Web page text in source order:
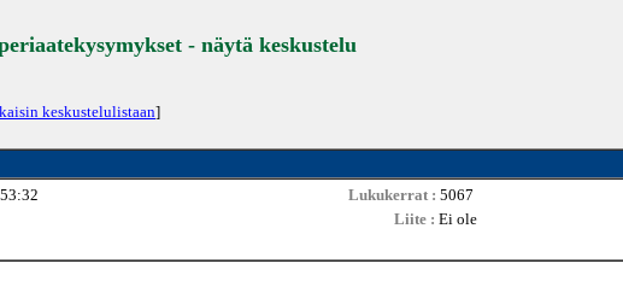
- näytä keskustelu
keskustelulistaan]
Lukukerrat : 5067
Liite : Ei ole